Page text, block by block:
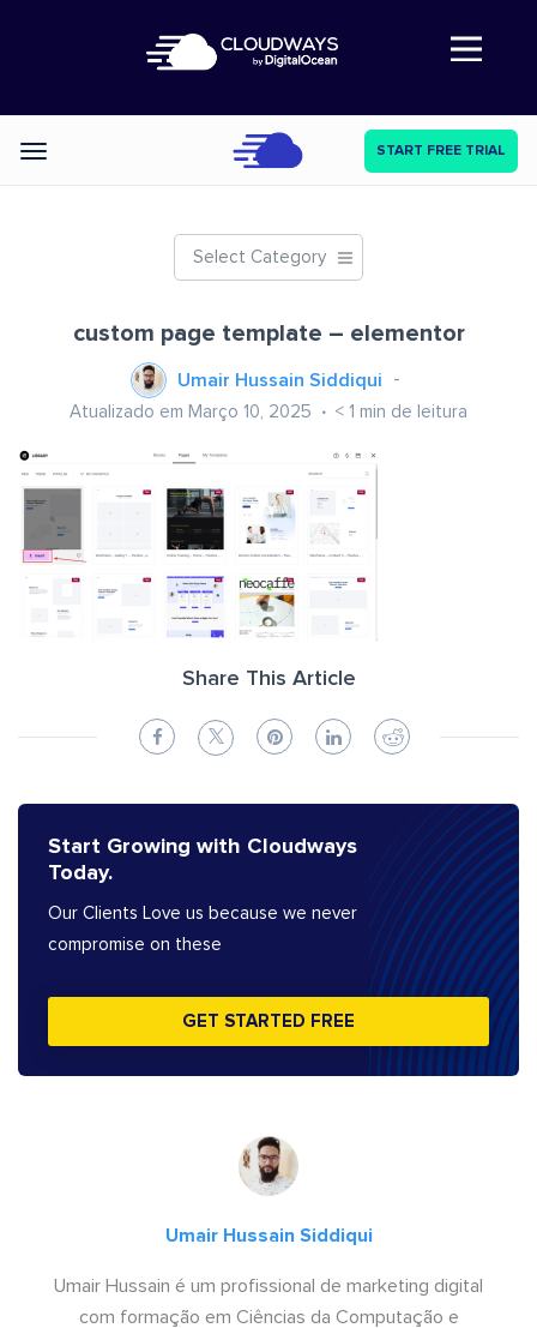
Abre a navegação
Categories START FREE TRIAL
Select Category
custom page template – elementor
Umair Hussain Siddiqui
Atualizado em Março 10, 2025 < 1 min de leitura
Share This Article
Start Growing with Cloudways
Today.
Our Clients Love us because we never
compromise on these
GET STARTED FREE
Umair Hussain Siddiqui
Umair Hussain é um profissional de marketing digital
com formação em Ciências da Computação e